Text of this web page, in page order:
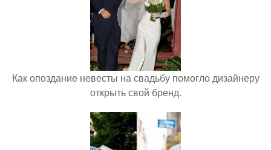
Как опоздание невесты на свадьбу помогло дизайнеру
открыть свой бренд.